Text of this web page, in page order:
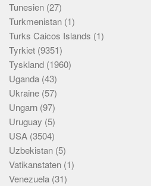
Tunesien (27)
Turkmenistan (1)
Turks Caicos Islands (1)
Tyrkiet (9351)
Tyskland (1960)
Uganda (43)
Ukraine (57)
Ungarn (97)
Uruguay (5)
USA (3504)
Uzbekistan (5)
Vatikanstaten (1)
Venezuela (31)